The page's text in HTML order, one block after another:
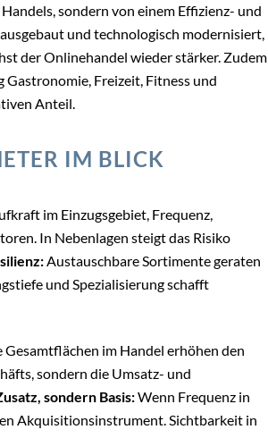
sondern von einem Effizienz- und
und technologisch modernisiert,
der Onlinehandel wieder stärker. Zudem
Freizeit, Fitness und
Anteil.
IM BLICK
im Einzugsgebiet, Frequenz,
In Nebenlagen steigt das Risiko
Austauschbare Sortimente geraten
und Spezialisierung schafft
Gesamtflächen im Handel erhöhen den
sondern die Umsatz- und
sondern Basis:Wenn Frequenz in
Akquisitionsinstrument. Sichtbarkeit in